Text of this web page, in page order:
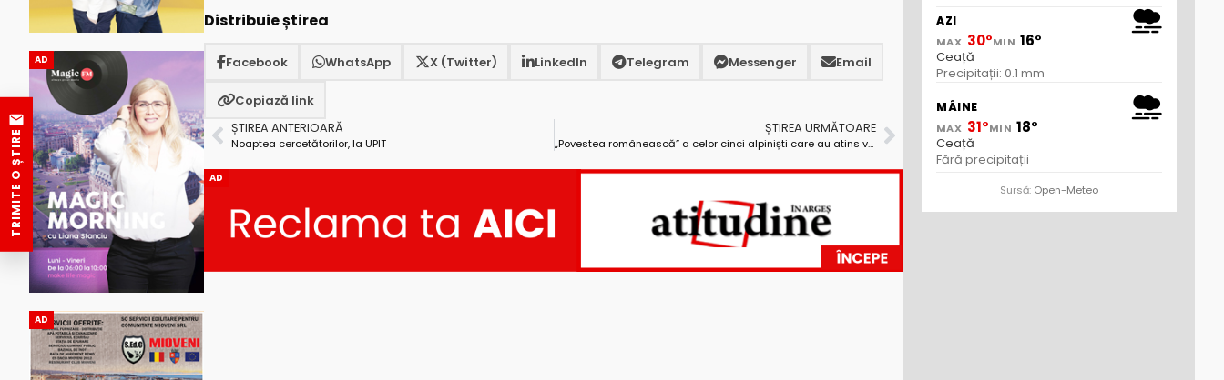
AD
AD
Distribuie știrea
Facebook WhatsApp X (Twitter) LinkedIn Telegram Messenger Email
Copiază link
ȘTIREA ANTERIOARĂ
Noaptea cercetătorilor, la UPIT
ȘTIREA URMĂTOARE
„Povestea românească” a celor cinci alpiniști care au atins vârful Nanga Parbat, spusă la Biblioteca Județeană ”Dinicu Golescu” Argeș
AD
AZI
MAX 30°MIN 16°
Ceață
Precipitații: 0.1 mm
MÂINE
MAX 31°MIN 18°
Ceață
Fără precipitații
Sursă: Open-Meteo
TRIMITE O ȘTIRE